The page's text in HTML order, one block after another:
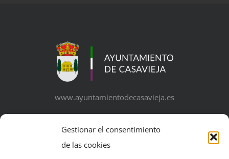
Gestionar el consentimiento
de las cookies
www.ayuntamientodecasavieja.es